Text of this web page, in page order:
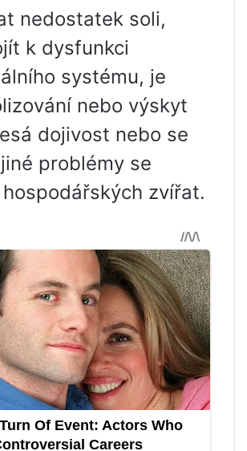
nedostatek soli,
k dysfunkci
systému, je
nebo výskyt
dojivost nebo se
problémy se
zvířat.